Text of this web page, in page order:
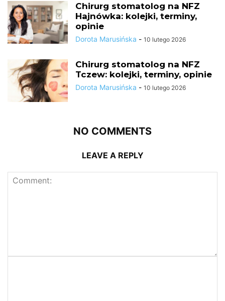
Chirurg stomatolog na NFZ
Hajnówka: kolejki, terminy,
opinie
Dorota Marusińska - 10 lutego 2026
Chirurg stomatolog na NFZ
Tczew: kolejki, terminy, opinie
Dorota Marusińska - 10 lutego 2026
NO COMMENTS
LEAVE A REPLY